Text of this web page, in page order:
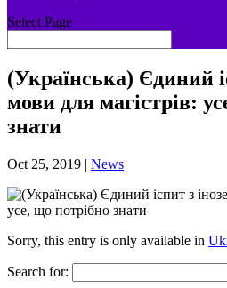
Select Page
(Українська) Єдиний
мови для магістрів:
знати
Oct 25, 2019 | News
Sorry, this entry is only available in
Search for: